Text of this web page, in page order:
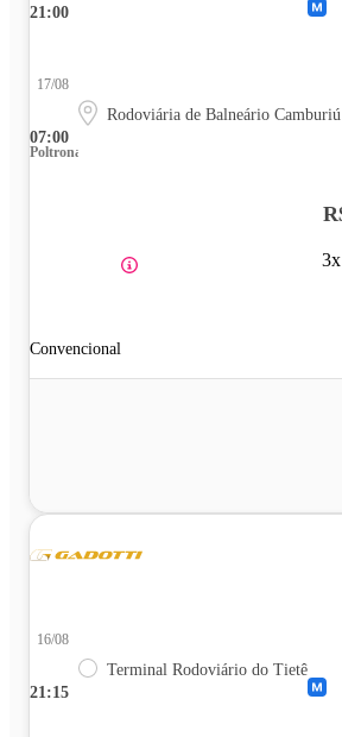
21:00
07:00
17/08
Rodoviária de Balneário Camburiú
Poltrona
Convencional
21:15
16/08
Terminal Rodoviário do Tietê